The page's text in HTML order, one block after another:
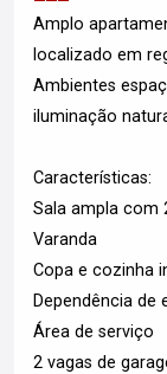
Amplo
localizado em
Ambientes
iluminação
Características:
Sala ampla com
Varanda
Copa e cozinha
Dependência de
Área de serviço
2 vagas de